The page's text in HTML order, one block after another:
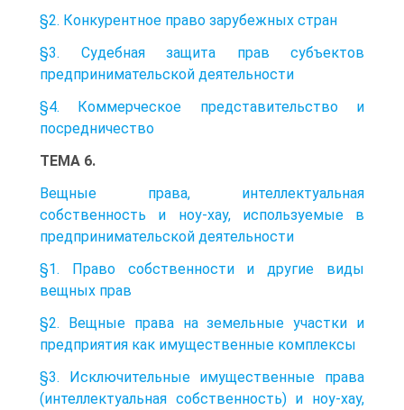
§2. Конкурентное право зарубежных стран
§3. Судебная защита прав субъектов
предпринимательской деятельности
§4. Коммерческое представительство и
посредничество
ТЕМА 6.
Вещные права, интеллектуальная
собственность и ноу-хау, используемые в
предпринимательской деятельности
§1. Право собственности и другие виды
вещных прав
§2. Вещные права на земельные участки и
предприятия как имущественные комплексы
§3. Исключительные имущественные права
(интеллектуальная собственность) и ноу-хау,